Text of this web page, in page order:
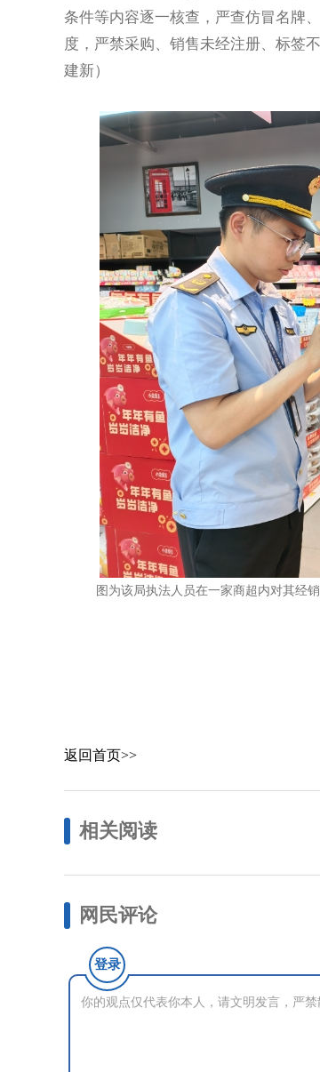
条件等内容逐一核查，严查仿冒名牌
度，严禁采购、销售未经注册、标签
建新）
图为该局执法人员在一家商超内对其经
返回首页>>
相关阅读
网民评论
登录